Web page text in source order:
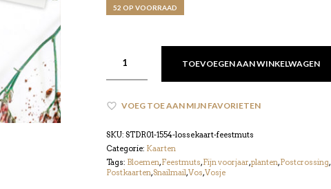
52 OP VOORRAAD
TOEVOEGEN AAN WINKELWAGEN
VOEG TOE AAN MIJN FAVORIETEN
SKU: STDR01-1554-lossekaart-feestmuts
Categorie: Kaarten
Tags: Bloemen,Feestmuts,Fijn voorjaar,planten,Postcrossing,
Postkaarten,Snailmail,Vos,Vosje